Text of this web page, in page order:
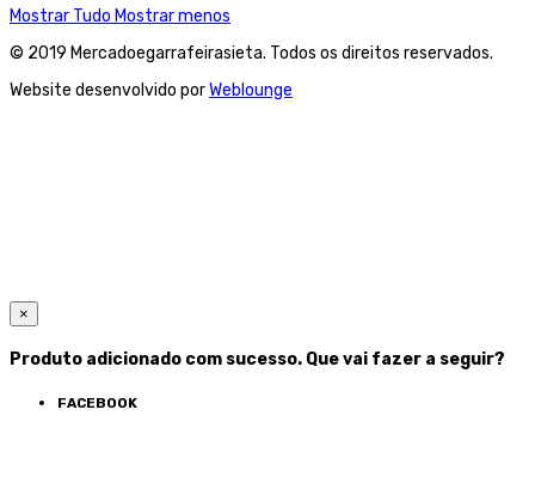
Mostrar Tudo Mostrar menos
© 2019 Mercadoegarrafeirasieta. Todos os direitos reservados.
Website desenvolvido porWeblounge
×
Produto adicionado com sucesso. Que vai fazer a seguir?
FACEBOOK